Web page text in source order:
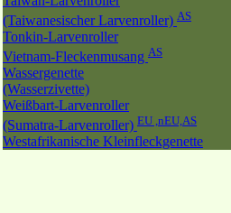
(Taiwanesischer Larvenroller) AS
Tonkin-Larvenroller
Vietnam-Fleckenmusang AS
Wassergenette
(Wasserzivette)
Weißbart-Larvenroller
(Sumatra-Larvenroller) EU ,nEU,AS
Westafrikanische Kleinfleckgenette